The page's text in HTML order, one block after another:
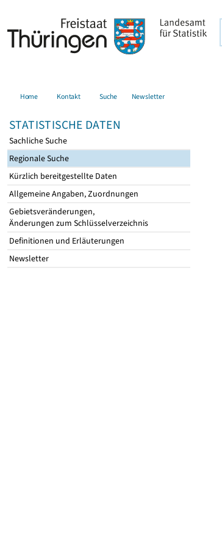
Home Kontakt Suche Newsletter
STATISTISCHE DATEN
Sachliche Suche
Regionale Suche
Kürzlich bereitgestellte Daten
Allgemeine Angaben, Zuordnungen
Gebietsveränderungen,
Änderungen zum Schlüsselverzeichnis
Definitionen und Erläuterungen
Newsletter